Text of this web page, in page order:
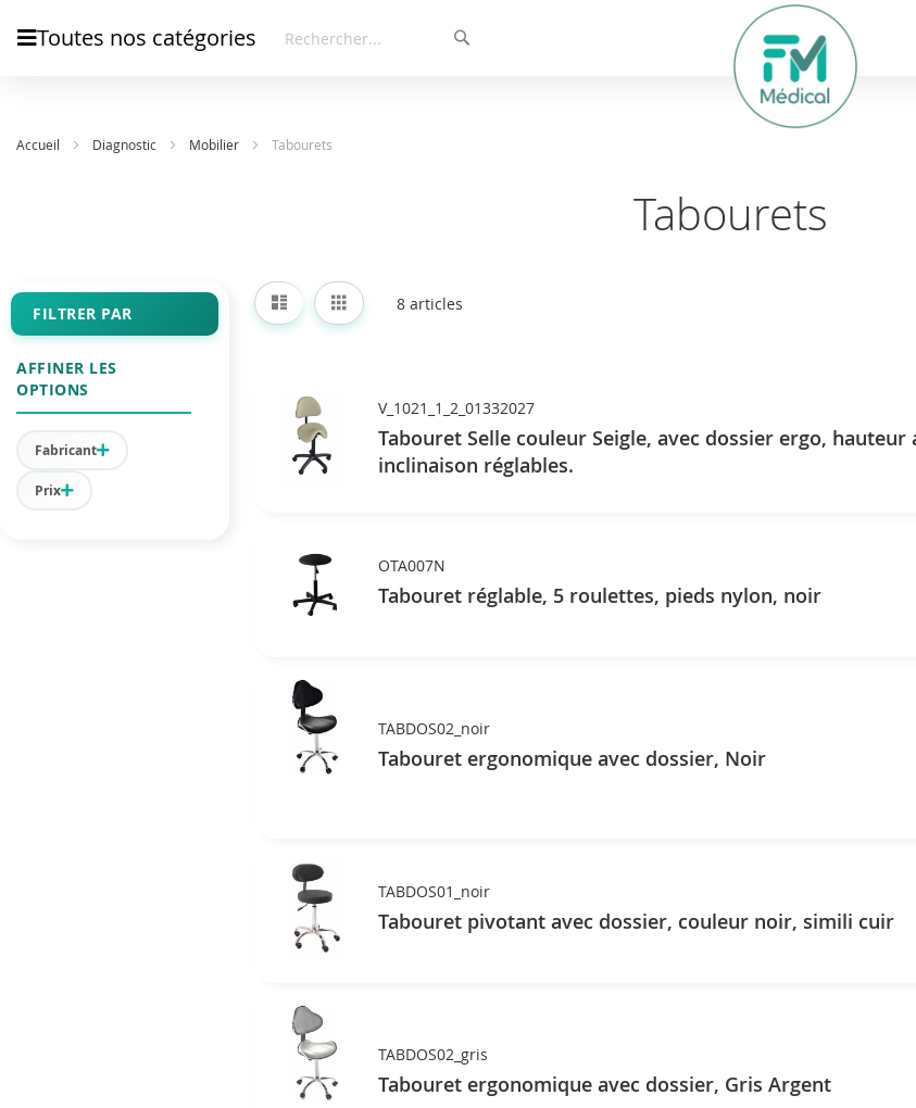
Toutes nos catégories
Accueil Diagnostic Mobilier Tabourets
Tabourets
Afficher
en
Liste Grille 8 articles
V_1021_1_2_01332027
Tabouret Selle couleur Seigle, avec dossier ergo, hauteur
inclinaison réglables.
OTA007N
Tabouret réglable, 5 roulettes, pieds nylon, noir
TABDOS02_noir
Tabouret ergonomique avec dossier, Noir
TABDOS01_noir
Tabouret pivotant avec dossier, couleur noir, simili cuir
TABDOS02_gris
Tabouret ergonomique avec dossier, Gris Argent
FILTRER PAR
AFFINER LES
OPTIONS
Fabricant
Prix